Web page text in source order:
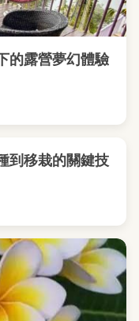
的露營夢幻體驗
到移栽的關鍵技